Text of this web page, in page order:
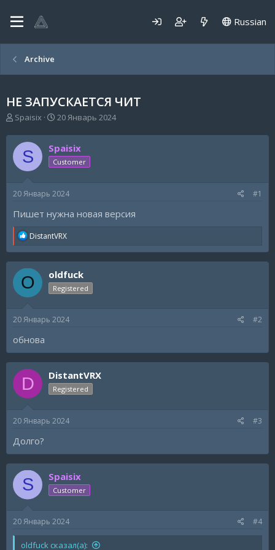
Russian
Archive
НЕ ЗАПУСКАЕТСЯ ЧИТ
А
т
о
р
т
м
Spaisix
Д
т
а
н
а
а
20 Январь 2024
S Spaisix
Customer
20 Январь 2024 #1
Пишет нужна новая версия
R
a
c
t
i
o
:
DistantVRX
O oldfuck
Registered
20 Январь 2024 #2
обнова
D DistantVRX
Registered
20 Январь 2024 #3
Долго?
S Spaisix
Customer
20 Январь 2024 #4
oldfuck сказал(а):